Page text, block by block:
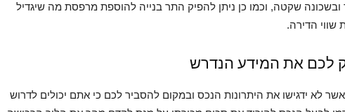
שקטה, וכמו כן ניתן להפיק התר בנייה להוספת מרפסת מה שיגדיל
הדירה.
לכם את המידע הנדרש
לא ידגישו את היתרונות הנכס ובמקום להסביר לכם כי אתם יכולים לדרוש